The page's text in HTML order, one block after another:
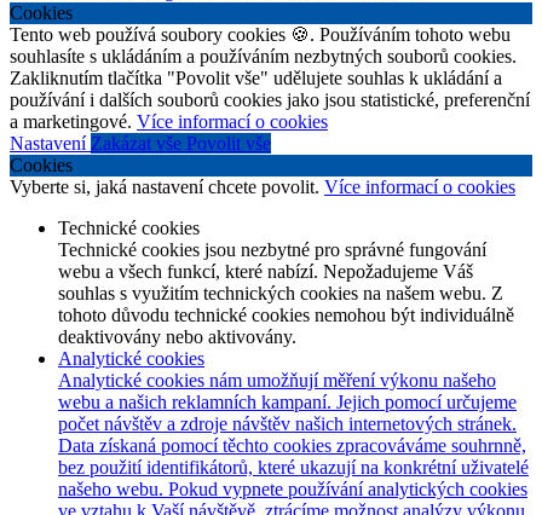
Cookies
Tento web používá soubory cookies 🍪. Používáním tohoto webu
souhlasíte s ukládáním a používáním nezbytných souborů cookies.
Zakliknutím tlačítka "Povolit vše" udělujete souhlas k ukládání a
používání i dalších souborů cookies jako jsou statistické, preferenční
a marketingové. Více informací o cookies
Nastavení Zakázat vše Povolit vše
Cookies
Vyberte si, jaká nastavení chcete povolit. Více informací o cookies
Technické cookies
Technické cookies jsou nezbytné pro správné fungování
webu a všech funkcí, které nabízí. Nepožadujeme Váš
souhlas s využitím technických cookies na našem webu. Z
tohoto důvodu technické cookies nemohou být individuálně
deaktivovány nebo aktivovány.
Analytické cookies
Analytické cookies nám umožňují měření výkonu našeho
webu a našich reklamních kampaní. Jejich pomocí určujeme
počet návštěv a zdroje návštěv našich internetových stránek.
Data získaná pomocí těchto cookies zpracováváme souhrnně,
bez použití identifikátorů, které ukazují na konkrétní uživatelé
našeho webu. Pokud vypnete používání analytických cookies
ve vztahu k Vaší návštěvě, ztrácíme možnost analýzy výkonu